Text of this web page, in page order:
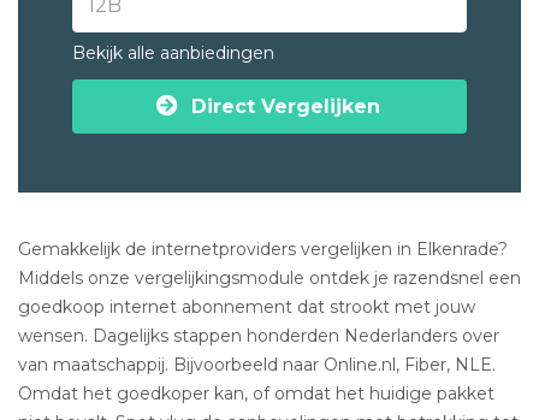
Bekijk alle aanbiedingen
Direct Vergelijken
Gemakkelijk de internetproviders vergelijken in Elkenrade?
Middels onze vergelijkingsmodule ontdek je razendsnel een
goedkoop internet abonnement dat strookt met jouw
wensen. Dagelijks stappen honderden Nederlanders over
van maatschappij. Bijvoorbeeld naar Online.nl, Fiber, NLE.
Omdat het goedkoper kan, of omdat het huidige pakket